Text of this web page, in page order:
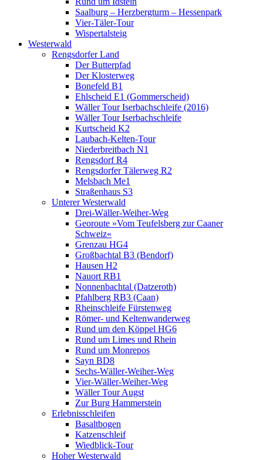
Saalburg – Herzbergturm – Hessenpark
Vier-Täler-Tour
Wispertalsteig
Westerwald
Rengsdorfer Land
Der Butterpfad
Der Klosterweg
Bonefeld B1
Ehlscheid E1 (Gommerscheid)
Wäller Tour Iserbachschleife (2016)
Wäller Tour Iserbachschleife
Kurtscheid K2
Laubach-Kelten-Tour
Niederbreitbach N1
Rengsdorf R4
Rengsdorfer Tälerweg R2
Melsbach Me1
Straßenhaus S3
Unterer Westerwald
Drei-Wäller-Weiher-Weg
Georoute »Vom Teufelsberg zur Caaner
Schweiz«
Grenzau HG4
Großbachtal B3 (Bendorf)
Hausen H2
Nauort RB1
Nonnenbachtal (Datzeroth)
Pfahlberg RB3 (Caan)
Rheinschleife Fürstenweg
Römer- und Keltenwanderweg
Rund um den Köppel HG6
Rund um Limes und Rhein
Rund um Monrepos
Sayn BD8
Sechs-Wäller-Weiher-Weg
Vier-Wäller-Weiher-Weg
Wäller Tour Augst
Zur Burg Hammerstein
Erlebnisschleifen
Basaltbogen
Katzenschleif
Wiedblick-Tour
Hoher Westerwald